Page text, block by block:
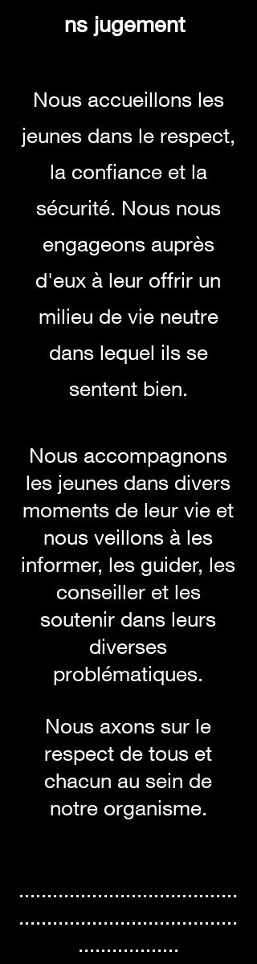
ns jugement
Nous accueillons les
jeunes dans le respect,
la confiance et la
sécurité. Nous nous
engageons auprès
d'eux à leur offrir un
milieu de vie neutre
dans lequel ils se
sentent bien.
Nous accompagnons
les jeunes dans divers
moments de leur vie et
nous veillons à les
informer, les guider, les
conseiller et les
soutenir dans leurs
diverses
problématiques.
Nous axons sur le
respect de tous et
chacun au sein de
notre organisme.
.......................................
.......................................
..................